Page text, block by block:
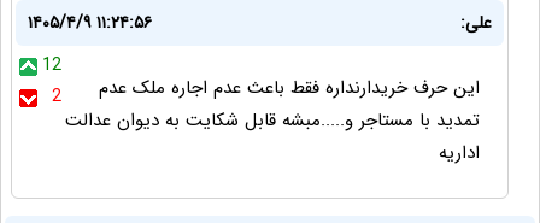
علی:
۱۴۰۵/۴/۹ ۱۱:۲۴:۵۶
12
2
این حرف خریدارنداره فقط باعث عدم اجاره ملک عدم
تمدید با مستاجر و.....‌مبشه قابل شکایت به دیوان عدالت
اداریه